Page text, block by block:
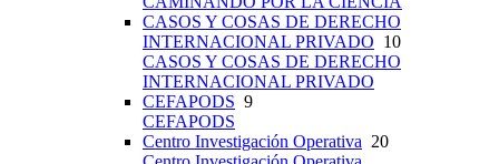
CASOS Y COSAS DE DERECHO
INTERNACIONAL PRIVADO 10
CASOS Y COSAS DE DERECHO
INTERNACIONAL PRIVADO
CEFAPODS 9
CEFAPODS
Centro Investigación Operativa 20